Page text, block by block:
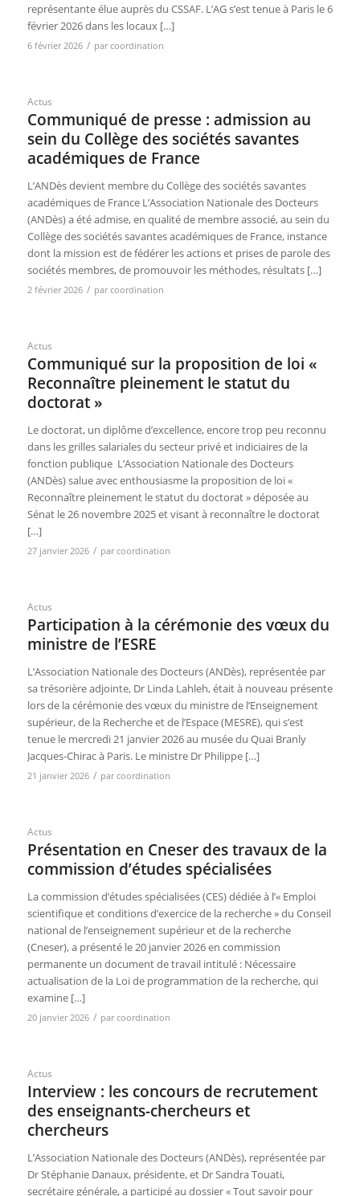
représentante élue auprès du CSSAF. L’AG s’est tenue à Paris le 6
février 2026 dans les locaux […]
6 février 2026 / parcoordination
Actus
Communiqué de presse : admission au
sein du Collège des sociétés savantes
académiques de France
L’ANDès devient membre du Collège des sociétés savantes
académiques de France L’Association Nationale des Docteurs
(ANDès) a été admise, en qualité de membre associé, au sein du
Collège des sociétés savantes académiques de France, instance
dont la mission est de fédérer les actions et prises de parole des
sociétés membres, de promouvoir les méthodes, résultats […]
2 février 2026 / parcoordination
Actus
Communiqué sur la proposition de loi «
Reconnaître pleinement le statut du
doctorat »
Le doctorat, un diplôme d’excellence, encore trop peu reconnu
dans les grilles salariales du secteur privé et indiciaires de la
fonction publique L’Association Nationale des Docteurs
(ANDès) salue avec enthousiasme la proposition de loi «
Reconnaître pleinement le statut du doctorat » déposée au
Sénat le 26 novembre 2025 et visant à reconnaître le doctorat
[…]
27 janvier 2026 / parcoordination
Actus
Participation à la cérémonie des vœux du
ministre de l’ESRE
L’Association Nationale des Docteurs (ANDès), représentée par
sa trésorière adjointe, Dr Linda Lahleh, était à nouveau présente
lors de la cérémonie des vœux du ministre de l’Enseignement
supérieur, de la Recherche et de l’Espace (MESRE), qui s’est
tenue le mercredi 21 janvier 2026 au musée du Quai Branly
Jacques-Chirac à Paris. Le ministre Dr Philippe […]
21 janvier 2026 / parcoordination
Actus
Présentation en Cneser des travaux de la
commission d’études spécialisées
La commission d’études spécialisées (CES) dédiée à l’« Emploi
scientifique et conditions d’exercice de la recherche » du Conseil
national de l’enseignement supérieur et de la recherche
(Cneser), a présenté le 20 janvier 2026 en commission
permanente un document de travail intitulé : Nécessaire
actualisation de la Loi de programmation de la recherche, qui
examine […]
20 janvier 2026 / parcoordination
Actus
Interview : les concours de recrutement
des enseignants-chercheurs et
chercheurs
L’Association Nationale des Docteurs (ANDès), représentée par
Dr Stéphanie Danaux, présidente, et Dr Sandra Touati,
secrétaire générale, a participé au dossier « Tout savoir pour